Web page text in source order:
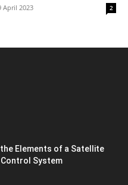
April 2023 2
Elements of a Satellite
System